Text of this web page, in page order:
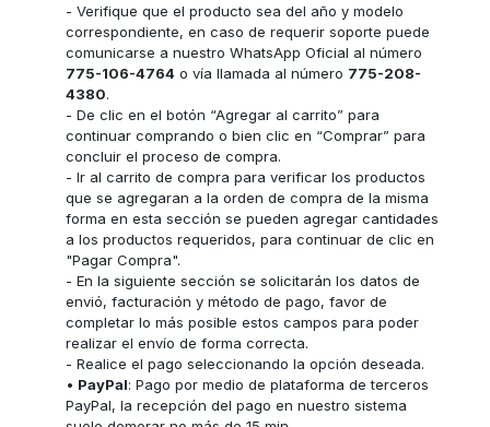
- Verifique que el producto sea del año y modelo
correspondiente, en caso de requerir soporte puede
comunicarse a nuestro WhatsApp Oficial al número
775-106-4764 o vía llamada al número 775-208-
4380.
- De clic en el botón “Agregar al carrito” para
continuar comprando o bien clic en “Comprar” para
concluir el proceso de compra.
- Ir al carrito de compra para verificar los productos
que se agregaran a la orden de compra de la misma
forma en esta sección se pueden agregar cantidades
a los productos requeridos, para continuar de clic en
"Pagar Compra".
- En la siguiente sección se solicitarán los datos de
envió, facturación y método de pago, favor de
completar lo más posible estos campos para poder
realizar el envío de forma correcta.
- Realice el pago seleccionando la opción deseada.
• PayPal: Pago por medio de plataforma de terceros
PayPal, la recepción del pago en nuestro sistema